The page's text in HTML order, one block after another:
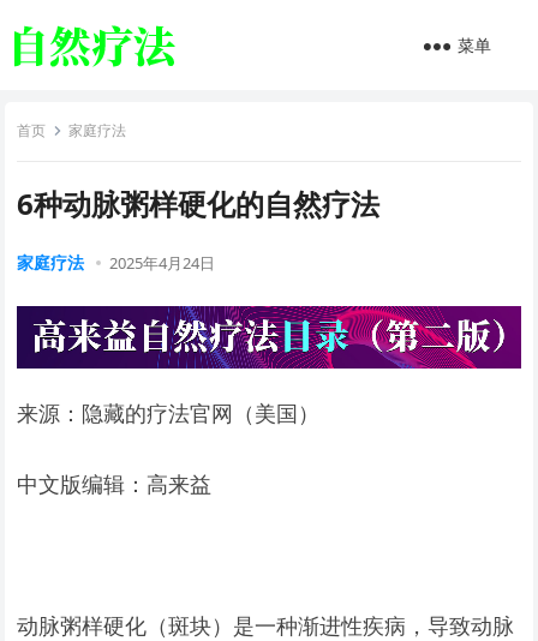
菜单
首页 家庭疗法
6种动脉粥样硬化的自然疗法
家庭疗法 2025年4月24日
来源：隐藏的疗法官网（美国）
中文版编辑：高来益
动脉粥样硬化（斑块）是一种渐进性疾病，导致动脉